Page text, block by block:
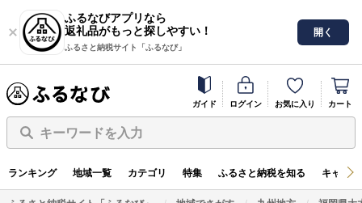
ふるなびアプリなら
返礼品がもっと探しやすい！
ふるさと納税サイト「ふるなび」
開く
ガイド ログイン お気に入り カート
キーワードを入力
ランキング 地域一覧 カテゴリ 特集 ふるさと納税を知る キャン